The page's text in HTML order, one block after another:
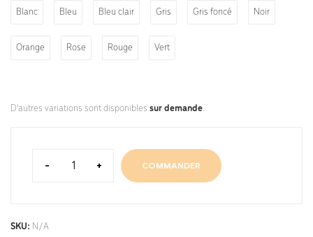
Blanc Bleu Bleu clair Gris Gris foncé Noir
Orange Rose Rouge Vert
D'autres variations sont disponibles sur demande.
- + COMMANDER
SKU: N/A